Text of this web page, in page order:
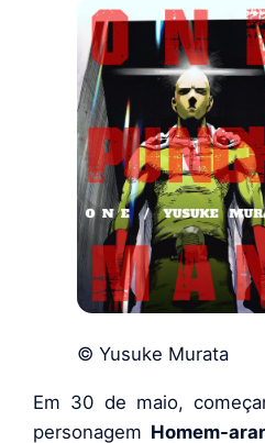
© Yusuke Murata
Em 30 de maio,
personagem Homem-